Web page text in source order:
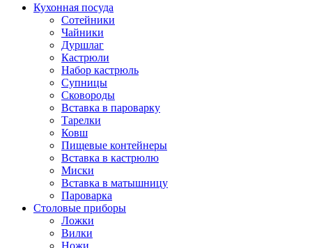
Кухонная посуда
Сотейники
Чайники
Дуршлаг
Кастрюли
Набор кастрюль
Супницы
Сковороды
Вставка в пароварку
Тарелки
Ковш
Пищевые контейнеры
Вставка в кастрюлю
Миски
Вставка в матышницу
Пароварка
Столовые приборы
Ложки
Вилки
Ножи